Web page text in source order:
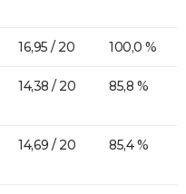
16,95 / 20 100,0 %
14,38 / 20 85,8 %
14,69 / 20 85,4 %